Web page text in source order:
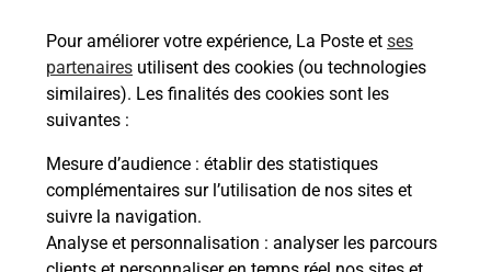
Pour améliorer votre expérience, La Poste et ses
partenaires utilisent des cookies (ou technologies
similaires). Les finalités des cookies sont les
suivantes :
Mesure d’audience : établir des statistiques
complémentaires sur l’utilisation de nos sites et
suivre la navigation.
Analyse et personnalisation : analyser les parcours
15 Avenue De Toulouse
11110 Coursan
Boîte aux lettres La Poste
Collecte du courrier aujourd'hui à 09h00
Le lien s'ouvre dans un nouvel onglet